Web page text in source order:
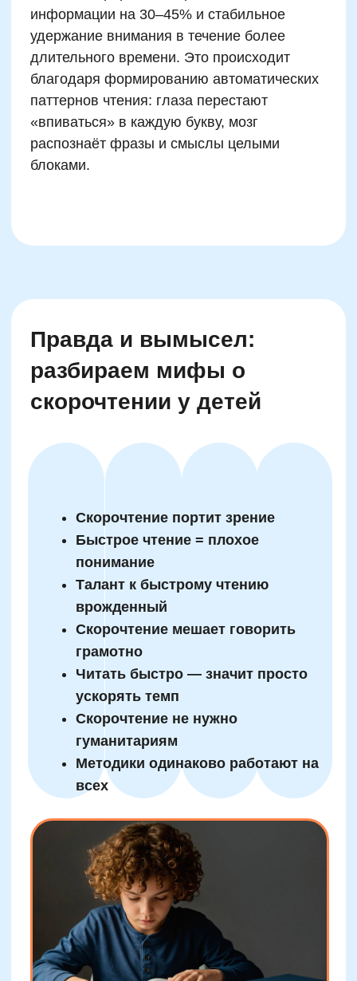
Методики одинаково работают на
всех
логика: как скорочтение
навыки
Скорочтение —не про «гоночное»
перелистывание страниц, а про изменение
самого подхода к чтению. В первую очередь
удерживать фокус на тексте, не блуждая
глазами. Регулярные упражнения на
контроль регрессий (обратных возвратов
особенно важно для гиперактивных детей и
школьников с СДВ (синдром дефицита
Логическое мышление при этом развивается
освоение
скорочтениявключает работу с текстовой
структурой. Ученик начинает распознавать
главное, классифицировать информацию. В
отличие от механического прочитывания,
операциях: анализе, сравнении, обобщении.
Это сказывается не только на литературе, но
естествознании.
Память усиливается за счёт увеличения так
называемой «единицы смыслового
текст не по словам, а по смысловым блокам
и образам: «живой уголок» вместо
отдельных слов «живой» и «уголок». Эти
навыки напрямую повышают
производительность обучения и упрощают
подготовку к контрольным.